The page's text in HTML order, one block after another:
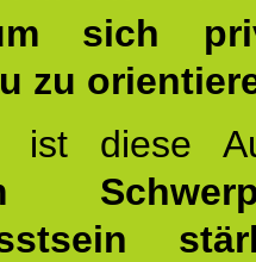
sich
zu
ist diese